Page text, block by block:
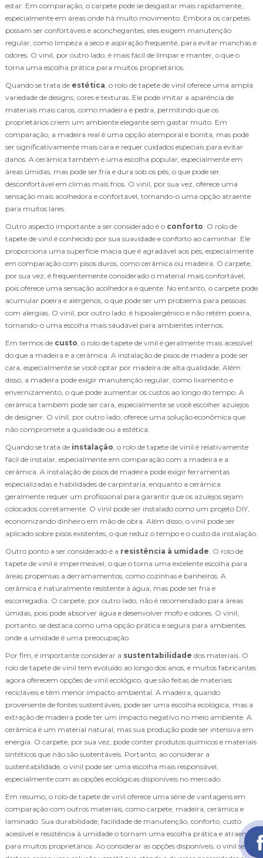
estar. Em comparação, o carpete pode se desgastar mais rapidamente,
especialmente em áreas onde há muito movimento. Embora os carpetes
possam ser confortáveis e aconchegantes, eles exigem manutenção
regular, como limpeza a seco e aspiração frequente, para evitar manchas e
odores. O vinil, por outro lado, é mais fácil de limpar e manter, o que o
torna uma escolha prática para muitos proprietários.
Quando se trata de estética , o rolo de tapete de vinil oferece uma ampla
variedade de designs, cores e texturas. Ele pode imitar a aparência de
materiais mais caros, como madeira e pedra, permitindo que os
proprietários criem um ambiente elegante sem gastar muito. Em
comparação, a madeira real é uma opção atemporal e bonita, mas pode
ser significativamente mais cara e requer cuidados especiais para evitar
danos. A cerâmica também é uma escolha popular, especialmente em
áreas úmidas, mas pode ser fria e dura sob os pés, o que pode ser
desconfortável em climas mais frios. O vinil, por sua vez, oferece uma
sensação mais acolhedora e confortável, tornando-o uma opção atraente
para muitos lares.
Outro aspecto importante a ser considerado é o conforto . O rolo de
tapete de vinil é conhecido por sua suavidade e conforto ao caminhar. Ele
proporciona uma superfície macia que é agradável aos pés, especialmente
em comparação com pisos duros, como cerâmica ou madeira. O carpete,
por sua vez, é frequentemente considerado o material mais confortável,
pois oferece uma sensação acolhedora e quente. No entanto, o carpete pode
acumular poeira e alérgenos, o que pode ser um problema para pessoas
com alergias. O vinil, por outro lado, é hipoalergênico e não retém poeira,
tornando-o uma escolha mais saudável para ambientes internos.
Em termos de custo , o rolo de tapete de vinil é geralmente mais acessível
do que a madeira e a cerâmica. A instalação de pisos de madeira pode ser
cara, especialmente se você optar por madeira de alta qualidade. Além
disso, a madeira pode exigir manutenção regular, como lixamento e
envernizamento, o que pode aumentar os custos ao longo do tempo. A
cerâmica também pode ser cara, especialmente se você escolher azulejos
de designer. O vinil, por outro lado, oferece uma solução econômica que
não compromete a qualidade ou a estética.
Quando se trata de instalação , o rolo de tapete de vinil é relativamente
fácil de instalar, especialmente em comparação com a madeira e a
cerâmica. A instalação de pisos de madeira pode exigir ferramentas
especializadas e habilidades de carpintaria, enquanto a cerâmica
geralmente requer um profissional para garantir que os azulejos sejam
colocados corretamente. O vinil pode ser instalado como um projeto DIY,
economizando dinheiro em mão de obra. Além disso, o vinil pode ser
aplicado sobre pisos existentes, o que reduz o tempo e o custo da instalação.
Outro ponto a ser considerado é a resistência à umidade . O rolo de
tapete de vinil é impermeável, o que o torna uma excelente escolha para
áreas propensas a derramamentos, como cozinhas e banheiros. A
cerâmica é naturalmente resistente à água, mas pode ser fria e
escorregadia. O carpete, por outro lado, não é recomendado para áreas
úmidas, pois pode absorver água e desenvolver mofo e odores. O vinil,
portanto, se destaca como uma opção prática e segura para ambientes
onde a umidade é uma preocupação.
Por fim, é importante considerar a sustentabilidade dos materiais. O
rolo de tapete de vinil tem evoluído ao longo dos anos, e muitos fabricantes
agora oferecem opções de vinil ecológico, que são feitas de materiais
recicláveis e têm menor impacto ambiental. A madeira, quando
proveniente de fontes sustentáveis, pode ser uma escolha ecológica, mas a
extração de madeira pode ter um impacto negativo no meio ambiente. A
cerâmica é um material natural, mas sua produção pode ser intensiva em
energia. O carpete, por sua vez, pode conter produtos químicos e materiais
sintéticos que não são sustentáveis. Portanto, ao considerar a
sustentabilidade, o vinil pode ser uma escolha mais responsável,
especialmente com as opções ecológicas disponíveis no mercado.
Em resumo, o rolo de tapete de vinil oferece uma série de vantagens em
comparação com outros materiais, como carpete, madeira, cerâmica e
laminado. Sua durabilidade, facilidade de manutenção, conforto, custo
acessível e resistência à umidade o tornam uma escolha prática e atraente
para muitos proprietários. Ao considerar as opções disponíveis, o vinil se